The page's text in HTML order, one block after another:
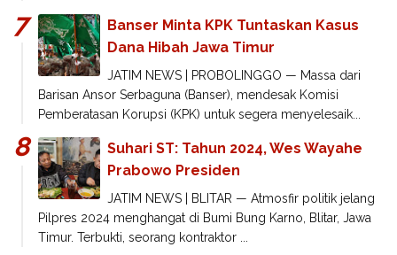
Banser Minta KPK Tuntaskan Kasus
Dana Hibah Jawa Timur
JATIM NEWS | PROBOLINGGO — Massa dari
Barisan Ansor Serbaguna (Banser), mendesak Komisi
Pemberatasan Korupsi (KPK) untuk segera menyelesaik...
Suhari ST: Tahun 2024, Wes Wayahe
Prabowo Presiden
JATIM NEWS | BLITAR — Atmosfir politik jelang
Pilpres 2024 menghangat di Bumi Bung Karno, Blitar, Jawa
Timur. Terbukti, seorang kontraktor ...